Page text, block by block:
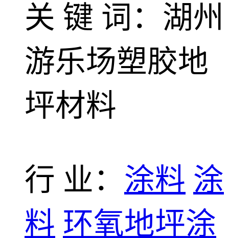
关 键 词：湖州
游乐场塑胶地
坪材料
行 业： 涂料 涂
料 环氧地坪涂